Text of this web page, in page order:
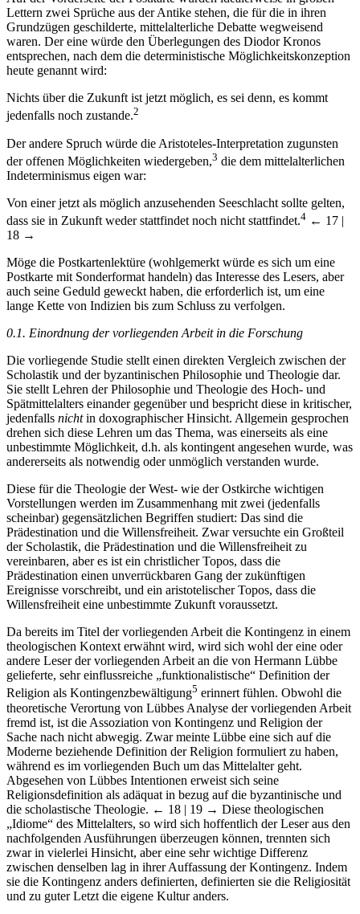
Lettern zwei Sprüche aus der Antike stehen, die für die in ihren
Grundzügen geschilderte, mittelalterliche Debatte wegweisend
waren. Der eine würde den Überlegungen des Diodor Kronos
entsprechen, nach dem die deterministische Möglichkeitskonzeption
heute genannt wird:
Nichts über die Zukunft ist jetzt möglich, es sei denn, es kommt
jedenfalls noch zustande.2
Der andere Spruch würde die Aristoteles-Interpretation zugunsten
der offenen Möglichkeiten wiedergeben,3 die dem mittelalterlichen
Indeterminismus eigen war:
Von einer jetzt als möglich anzusehenden Seeschlacht sollte gelten,
dass sie in Zukunft weder stattfindet noch nicht stattfindet.4 ← 17 |
18 →
Möge die Postkartenlektüre (wohlgemerkt würde es sich um eine
Postkarte mit Sonderformat handeln) das Interesse des Lesers, aber
auch seine Geduld geweckt haben, die erforderlich ist, um eine
lange Kette von Indizien bis zum Schluss zu verfolgen.
0.1. Einordnung der vorliegenden Arbeit in die Forschung
Die vorliegende Studie stellt einen direkten Vergleich zwischen der
Scholastik und der byzantinischen Philosophie und Theologie dar.
Sie stellt Lehren der Philosophie und Theologie des Hoch- und
Spätmittelalters einander gegenüber und bespricht diese in kritischer,
jedenfalls nichtin doxographischer Hinsicht. Allgemein gesprochen
drehen sich diese Lehren um das Thema, was einerseits als eine
unbestimmte Möglichkeit, d.h. als kontingent angesehen wurde, was
andererseits als notwendig oder unmöglich verstanden wurde.
Diese für die Theologie der West- wie der Ostkirche wichtigen
Vorstellungen werden im Zusammenhang mit zwei (jedenfalls
scheinbar) gegensätzlichen Begriffen studiert: Das sind die
Prädestination und die Willensfreiheit. Zwar versuchte ein Großteil
der Scholastik, die Prädestination und die Willensfreiheit zu
vereinbaren, aber es ist ein christlicher Topos, dass die
Prädestination einen unverrückbaren Gang der zukünftigen
Ereignisse vorschreibt, und ein aristotelischer Topos, dass die
Willensfreiheit eine unbestimmte Zukunft voraussetzt.
Da bereits im Titel der vorliegenden Arbeit die Kontingenz in einem
theologischen Kontext erwähnt wird, wird sich wohl der eine oder
andere Leser der vorliegenden Arbeit an die von Hermann Lübbe
gelieferte, sehr einflussreiche „funktionalistische“ Definition der
Religion als Kontingenzbewältigung5 erinnert fühlen. Obwohl die
theoretische Verortung von Lübbes Analyse der vorliegenden Arbeit
fremd ist, ist die Assoziation von Kontingenz und Religion der
Sache nach nicht abwegig. Zwar meinte Lübbe eine sich auf die
Moderne beziehende Definition der Religion formuliert zu haben,
während es im vorliegenden Buch um das Mittelalter geht.
Abgesehen von Lübbes Intentionen erweist sich seine
Religionsdefinition als adäquat in bezug auf die byzantinische und
die scholastische Theologie. ← 18 | 19 → Diese theologischen
„Idiome“ des Mittelalters, so wird sich hoffentlich der Leser aus den
nachfolgenden Ausführungen überzeugen können, trennten sich
zwar in vielerlei Hinsicht, aber eine sehr wichtige Differenz
zwischen denselben lag in ihrer Auffassung der Kontingenz. Indem
sie die Kontingenz anders definierten, definierten sie die Religiosität
und zu guter Letzt die eigene Kultur anders.